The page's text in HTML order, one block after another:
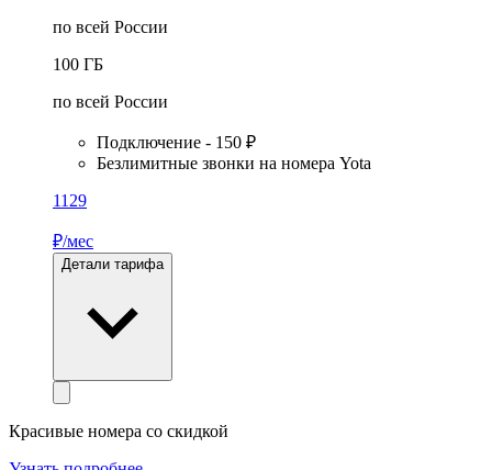
по всей России
100 ГБ
по всей России
Подключение - 150 ₽
Безлимитные звонки на номера Yota
1129
₽/мес
Детали тарифа
Красивые номера со скидкой